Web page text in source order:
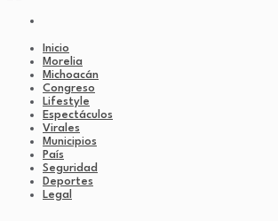
Inicio
Morelia
Michoacán
Congreso
Lifestyle
Espectáculos
Virales
Municipios
País
Seguridad
Deportes
Legal